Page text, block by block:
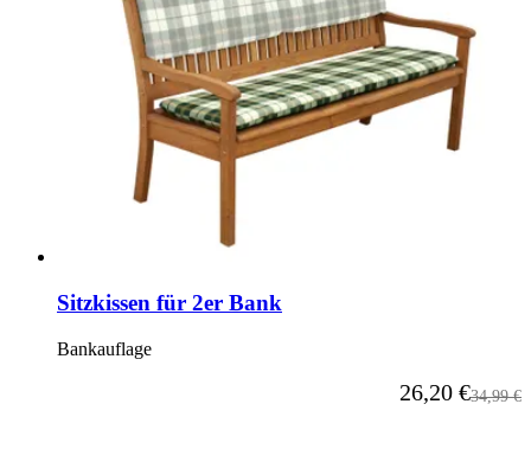
Sitzkissen für 2er Bank
Bankauflage
Ab
26,20 €34,99 €